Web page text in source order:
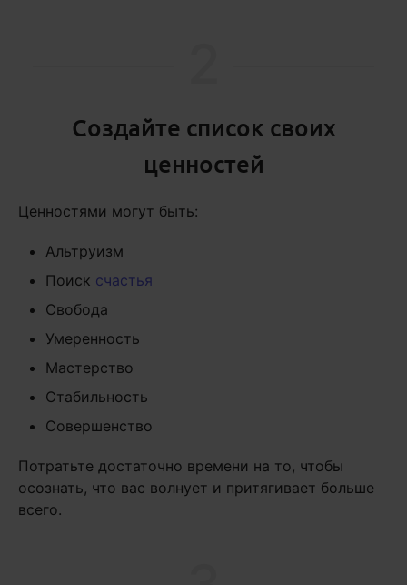
Создайте список своих
ценностей
Ценностями могут быть:
Альтруизм
Поиск счастья
Свобода
Умеренность
Мастерство
Стабильность
Совершенство
Потратьте достаточно времени на то, чтобы
осознать, что вас волнует и притягивает больше
всего.